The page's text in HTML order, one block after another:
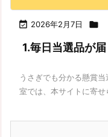
 2026年2月7日 
1.毎日当選品が
うさぎでも分かる懸賞
室では、本サイトに寄せ